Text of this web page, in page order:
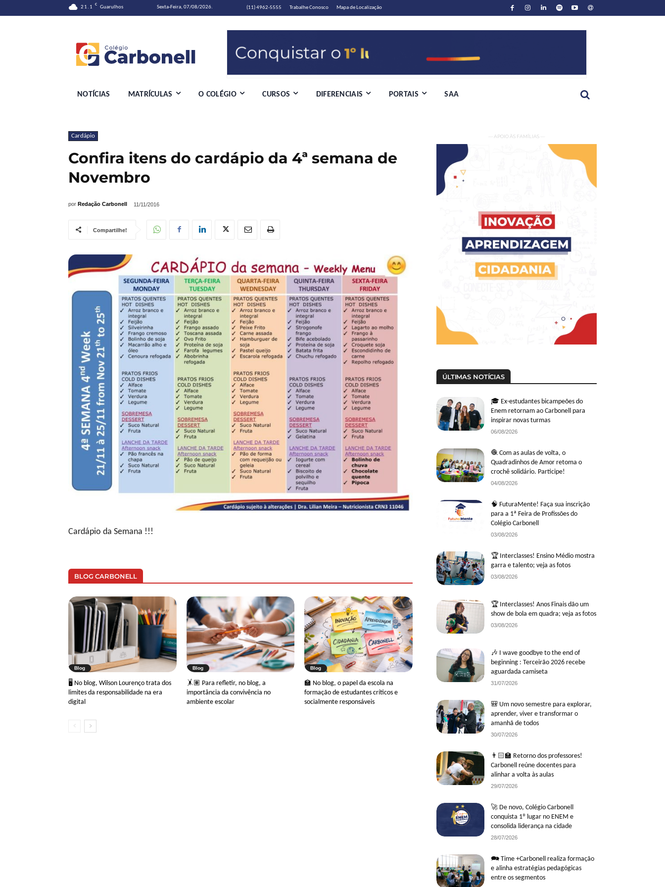
21.1 C Guarulhos Sexta-Feira, 07/08/2026. (11) 4962-5555 Trabalhe Conosco Mapa de Localização
NOTÍCIAS MATRÍCULAS O COLÉGIO CURSOS DIFERENCIAIS PORTAIS SAA
Cardápio
Confira itens do cardápio da 4ª semana de
Novembro
por Redação Carbonell 11/11/2016
Compartilhe!
Cardápio da Semana !!!
BLOG CARBONELL
Blog
🖥 No blog, Wilson Lourenço trata dos
limites da responsabilidade na era
digital
Blog
🤸🏽 Para refletir, no blog, a
importância da convivência no
ambiente escolar
Blog
🏫 No blog, o papel da escola na
formação de estudantes críticos e
socialmente responsáveis
— APOIO ÀS FAMÍLIAS —
ÚLTIMAS NOTÍCIAS
🎓 Ex-estudantes bicampeões do
Enem retornam ao Carbonell para
inspirar novas turmas
06/08/2026
🧶 Com as aulas de volta, o
Quadradinhos de Amor retoma o
crochê solidário. Participe!
04/08/2026
🧠 FuturaMente! Faça sua inscrição
para a 1ª Feira de Profissões do
Colégio Carbonell
03/08/2026
🏆 Interclasses! Ensino Médio mostra
garra e talento; veja as fotos
03/08/2026
🏆 Interclasses! Anos Finais dão um
show de bola em quadra; veja as fotos
03/08/2026
🎶 I wave goodbye to the end of
beginning : Terceirão 2026 recebe
aguardada camiseta
31/07/2026
🎒 Um novo semestre para explorar,
aprender, viver e transformar o
amanhã de todos
30/07/2026
👨🏻‍🏫 Retorno dos professores!
Carbonell reúne docentes para
alinhar a volta às aulas
29/07/2026
🚀 De novo, Colégio Carbonell
conquista 1º lugar no ENEM e
consolida liderança na cidade
28/07/2026
🗪 Time +Carbonell realiza formação
e alinha estratégias pedagógicas
entre os segmentos